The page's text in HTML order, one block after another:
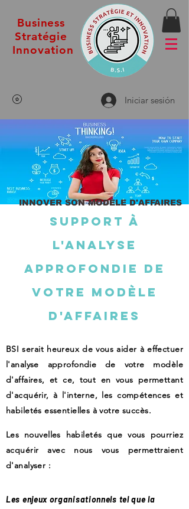
Business
Stratégie
Innovation
Iniciar sesión
Support à
l'analyse
approfondie de
votre modèle
d'affaires
BSI serait heureux de vous aider à effectuer
l'analyse approfondie de votre modèle
d'affaires, et ce, tout en vous permettant
d'acquérir, à l'interne, les compétences et
habiletés essentielles à votre succès.
Les nouvelles habiletés que vous pourriez
acquérir avec nous vous permettraient
d'analyser :
Les enjeux organisationnels tel que la
INNOVER SON MODÈLE D'AFFAIRES